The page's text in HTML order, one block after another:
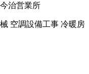
空調設備工事 冷暖房